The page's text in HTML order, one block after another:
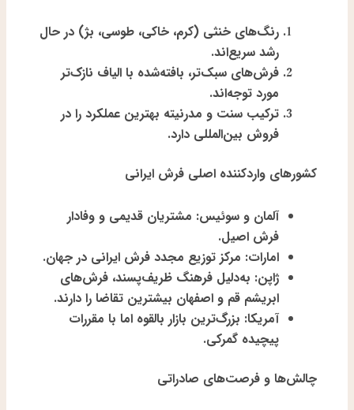
رنگ‌های خنثی (کرم، خاکی، طوسی، بژ) در حال
رشد سریع‌اند.
فرش‌های سبک‌تر، بافته‌شده با الیاف نازک‌تر
مورد توجه‌اند.
ترکیب سنت و مدرنیته بهترین عملکرد را در
فروش بین‌المللی دارد.
کشورهای واردکننده اصلی فرش ایرانی
آلمان و سوئیس: مشتریان قدیمی و وفادار
فرش اصیل.
امارات: مرکز توزیع مجدد فرش ایرانی در جهان.
ژاپن: به‌دلیل فرهنگ ظریف‌پسند، فرش‌های
ابریشم قم و اصفهان بیشترین تقاضا را دارند.
آمریکا: بزرگ‌ترین بازار بالقوه اما با مقررات
پیچیده گمرکی.
چالش‌ها و فرصت‌های صادراتی